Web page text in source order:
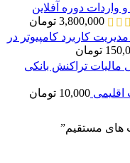
دوره آفلاین
3,800,000 تومان
کاربرد کامپیوتر در
تومان
مالیات تراکنش بانکی
اقلیمی 10,000 تومان
های مستقیم”